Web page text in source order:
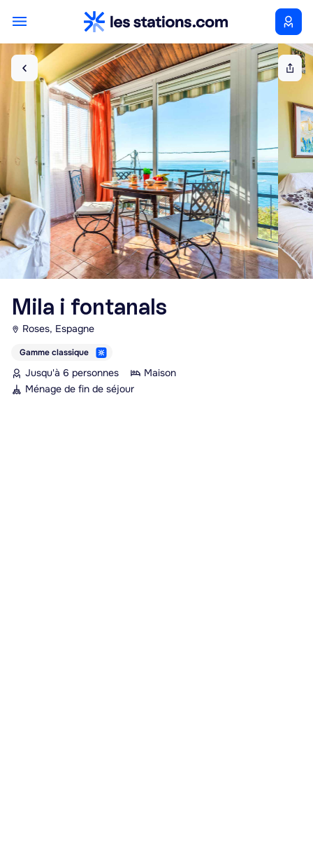
Mila i fontanals
Roses, Espagne
Gamme classique
Jusqu'à 6 personnes
Maison
Ménage de fin de séjour